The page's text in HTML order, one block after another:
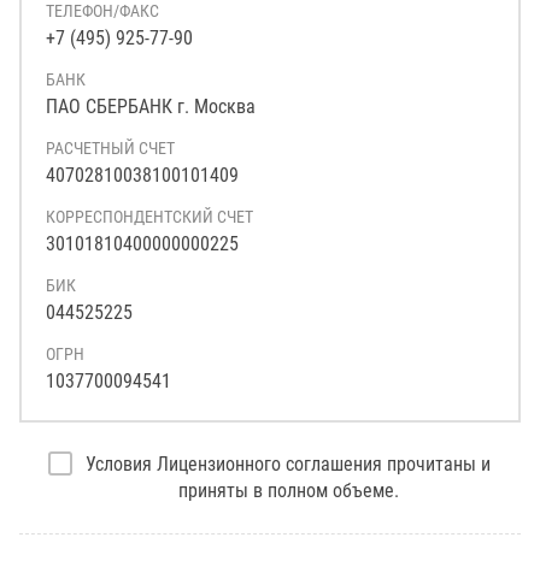
ТЕЛЕФОН/ФАКС
+7 (495) 925-77-90
БАНК
ПАО СБЕРБАНК г. Москва
РАСЧЕТНЫЙ СЧЕТ
40702810038100101409
КОРРЕСПОНДЕНТСКИЙ СЧЕТ
30101810400000000225
БИК
044525225
ОГРН
1037700094541
Условия Лицензионного соглашения прочитаны и
приняты в полном объеме.